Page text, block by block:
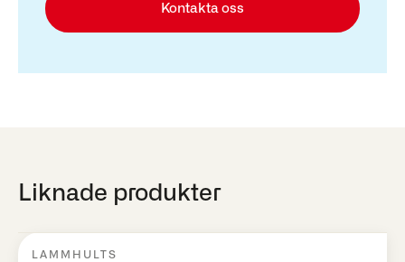
Kontakta oss
Liknade produkter
LAMMHULTS